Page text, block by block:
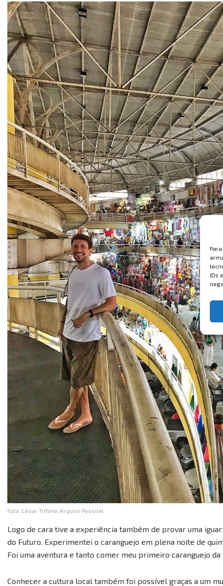
IDs
Foto: César Trifone/Arquivo Pessoal
Logo de cara tive a experiência também de provar uma
do Futuro. Experimentei o caranguejo em plena noite de
Foi uma aventura e tanto comer meu primeiro caranguejo
Conhecer a cultura local também foi possível graças a um